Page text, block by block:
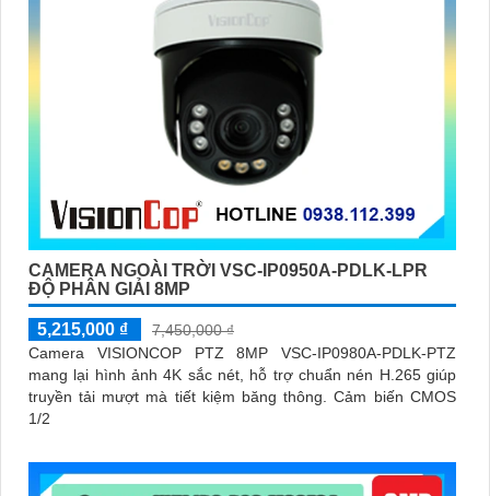
CAMERA NGOÀI TRỜI VSC-IP0950A-PDLK-LPR
ĐỘ PHÂN GIẢI 8MP
5,215,000 ₫
7,450,000 ₫
Camera VISIONCOP PTZ 8MP VSC-IP0980A-PDLK-PTZ
mang lại hình ảnh 4K sắc nét, hỗ trợ chuẩn nén H.265 giúp
truyền tải mượt mà tiết kiệm băng thông. Cảm biến CMOS
1/2